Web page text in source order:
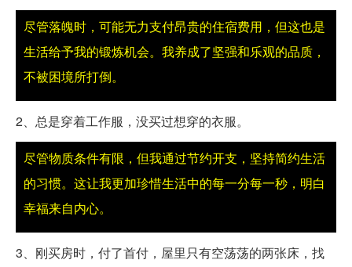
尽管落魄时，可能无力支付昂贵的住宿费用，但这也是
生活给予我的锻炼机会。我养成了坚强和乐观的品质，
不被困境所打倒。
2、总是穿着工作服，没买过想穿的衣服。
尽管物质条件有限，但我通过节约开支，坚持简约生活
的习惯。这让我更加珍惜生活中的每一分每一秒，明白
幸福来自内心。
3、刚买房时，付了首付，屋里只有空荡荡的两张床，找